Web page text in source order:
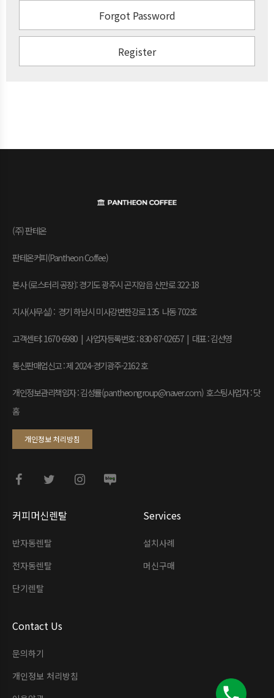
Forgot Password
Register
커피머신렌탈
반자동렌탈
전자동렌탈
단기렌탈
Services
설치사례
머신구매
Contact Us
문의하기
개인정보 처리방침
(주) 판테온
판테온커피(Pantheon Coffee)
본사 (로스터리 공장): 경기도 광주시 곤지암읍 신만로 322-18
지사(사무실) : 경기 하남시 미사강변한강로 135 나동 702호
고객센터: 1670-6980 | 사업자등록번호 : 830-87-02657 | 대표 : 김선영
통신판매업신고 : 제 2024-경기광주-2162 호
개인정보관리책임자 : 김성률(pantheongroup@naver.com) 호스팅사업자 : 닷
홈
개인정보 처리방침